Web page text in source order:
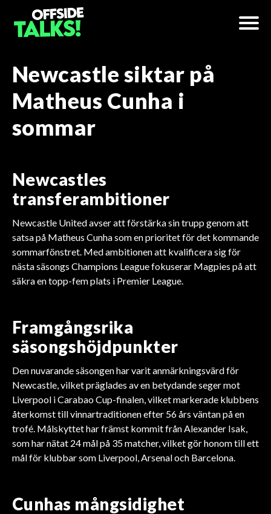
Newcastle siktar på
Matheus Cunha i
sommar
Newcastles
transferambitioner
Newcastle United avser att förstärka sin trupp genom att
satsa på Matheus Cunha som en prioritet för det kommande
sommarfönstret. Med ambitionen att kvalificera sig för
nästa säsongs Champions League fokuserar Magpies på att
säkra en topp-fem plats i Premier League.
Framgångsrika
säsongshöjdpunkter
Den nuvarande säsongen har varit anmärkningsvärd för
Newcastle, vilket präglades av en betydande seger mot
Liverpool i Carabao Cup-finalen, vilket markerade klubbens
återkomst till vinnartraditionen efter 56 års väntan på en
trofé. Målskyttet har främst kommit från Alexander Isak,
som har nätat 24 mål på 35 matcher, vilket gör honom till ett
mål för klubbar som Liverpool, Arsenal och Barcelona.
Cunhas mångsidighet